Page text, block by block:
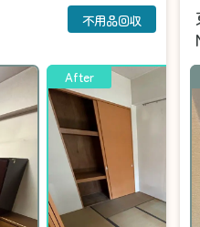
不用品回収
After